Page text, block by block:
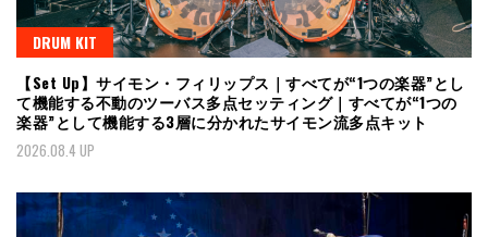
DRUM KIT
【Set Up】サイモン・フィリップス｜すべてが“1つの楽器”とし
て機能する不動のツーバス多点セッティング｜すべてが“1つの
楽器”として機能する3層に分かれたサイモン流多点キット
2026.08.4 UP